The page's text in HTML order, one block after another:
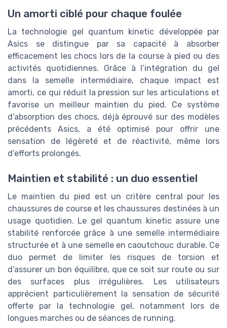
Un amorti ciblé pour chaque foulée
La technologie gel quantum kinetic développée par
Asics se distingue par sa capacité à absorber
efficacement les chocs lors de la course à pied ou des
activités quotidiennes. Grâce à l’intégration du gel
dans la semelle intermédiaire, chaque impact est
amorti, ce qui réduit la pression sur les articulations et
favorise un meilleur maintien du pied. Ce système
d’absorption des chocs, déjà éprouvé sur des modèles
précédents Asics, a été optimisé pour offrir une
sensation de légèreté et de réactivité, même lors
d’efforts prolongés.
Maintien et stabilité : un duo essentiel
Le maintien du pied est un critère central pour les
chaussures de course et les chaussures destinées à un
usage quotidien. Le gel quantum kinetic assure une
stabilité renforcée grâce à une semelle intermédiaire
structurée et à une semelle en caoutchouc durable. Ce
duo permet de limiter les risques de torsion et
d’assurer un bon équilibre, que ce soit sur route ou sur
des surfaces plus irrégulières. Les utilisateurs
apprécient particulièrement la sensation de sécurité
offerte par la technologie gel, notamment lors de
longues marches ou de séances de running.